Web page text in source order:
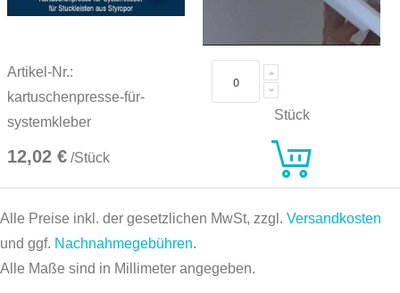
Artikel-Nr.:
kartuschenpresse-für-
systemkleber
12,02 € /Stück
Stück
Alle Preise inkl. der gesetzlichen MwSt, zzgl. Versandkosten
und ggf. Nachnahmegebühren.
Alle Maße sind in Millimeter angegeben.